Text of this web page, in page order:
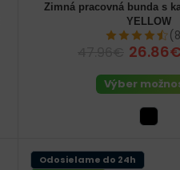
62 (3XL)
Zimná pracovná bunda s
YELLOW
26.86€
Výber
Odosielame do 24h